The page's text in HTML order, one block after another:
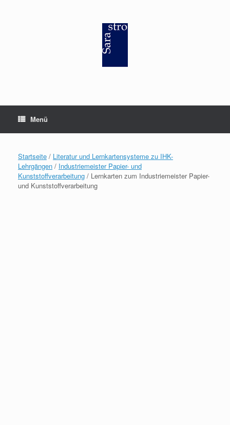
Menü
Startseite / Literatur und Lernkartensysteme zu IHK-
Lehrgängen / Industriemeister Papier- und
Kunststoffverarbeitung / Lernkarten zum Industriemeister Papier-
und Kunststoffverarbeitung